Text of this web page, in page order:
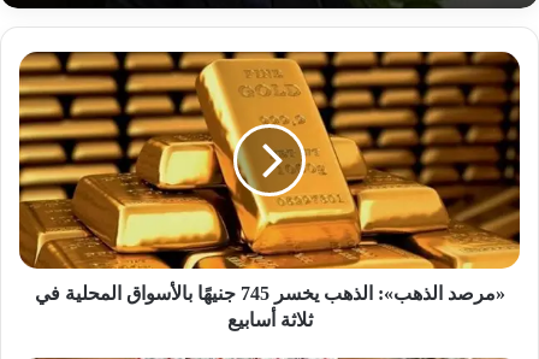
«
م
ر
ص
د
ا
ل
ذ
ه
«مرصد الذهب»: الذهب يخسر 745 جنيهًا بالأسواق المحلية في
ثلاثة أسابيع